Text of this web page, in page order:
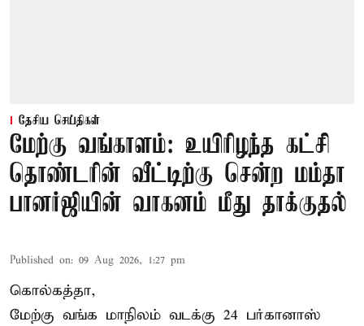
தேசிய செய்திகள்
மேற்கு வங்காளம்: உயிரிழந்த கட்சி
தொண்டரின் வீட்டிற்கு சென்ற மம்தா
பானர்ஜியின் வாகனம் மீது தாக்குதல்
Published on: 09 Aug 2026, 1:27 pm
கொல்கத்தா,
மேற்கு வங்க மாநிலம் வடக்கு 24 பர்கானாஸ்